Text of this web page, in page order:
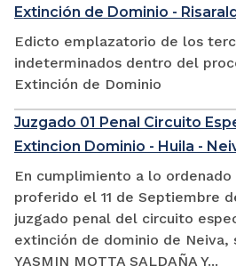
Extinción de Dominio -
Edicto emplazatorio de los
indeterminados dentro del
Extinción de Dominio
Juzgado 01 Penal Circuito
Extincion Dominio - Huila -
En cumplimiento a lo ordenado
proferido el 11 de Septiembre
juzgado penal del circuito
extinción de dominio de Neiva,
YASMIN MOTTA SALDAÑA Y...